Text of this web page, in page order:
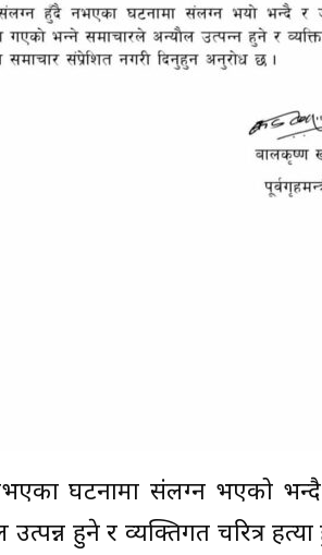
घटनामा संलग्न भएको
हुने र व्यक्तिगत चरित्र